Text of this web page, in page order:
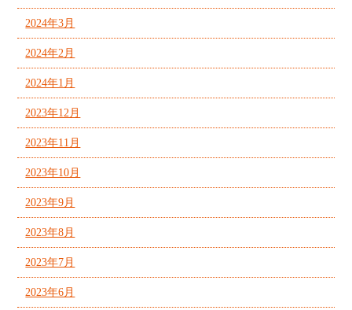
2024年3月
2024年2月
2024年1月
2023年12月
2023年11月
2023年10月
2023年9月
2023年8月
2023年7月
2023年6月